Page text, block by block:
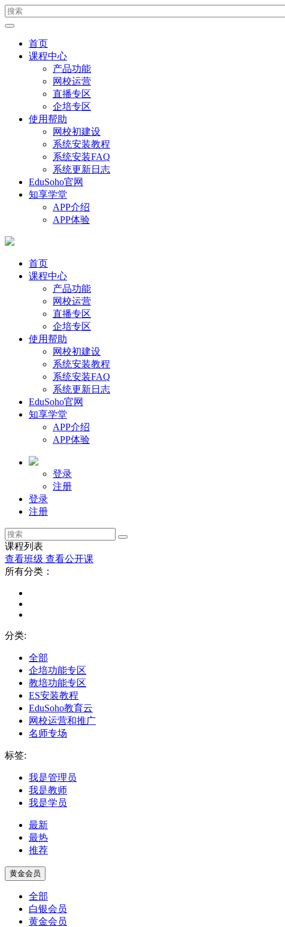
首页
课程中心
产品功能
网校运营
直播专区
企培专区
使用帮助
网校初建设
系统安装教程
系统安装FAQ
系统更新日志
EduSoho官网
知享学堂
APP介绍
APP体验
首页
课程中心
产品功能
网校运营
直播专区
企培专区
使用帮助
网校初建设
系统安装教程
系统安装FAQ
系统更新日志
EduSoho官网
知享学堂
APP介绍
APP体验
登录
注册
登录
注册
课程列表
查看班级 查看公开课
所有分类：
分类:
全部
企培功能专区
教培功能专区
ES安装教程
EduSoho教育云
网校运营和推广
名师专场
标签:
我是管理员
我是教师
我是学员
最新
最热
推荐
黄金会员
全部
白银会员
黄金会员